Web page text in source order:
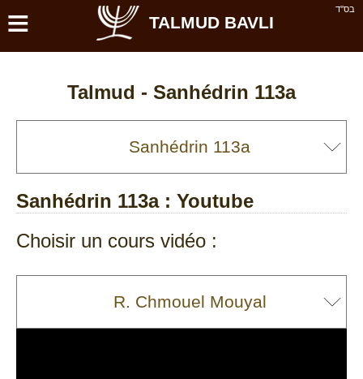
בס''ד ≡ TALMUD BAVLI
Talmud - Sanhédrin 113a
Sanhédrin 113a: Youtube
Choisir un cours vidéo :